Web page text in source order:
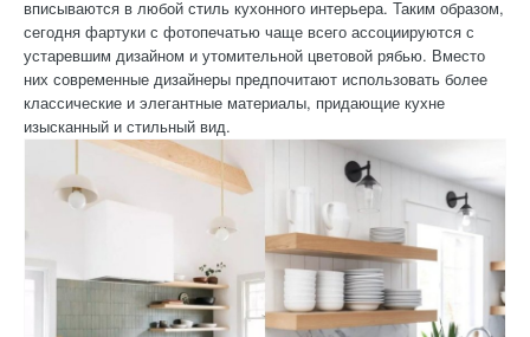
вписываются в любой стиль кухонного интерьера. Таким образом,
сегодня фартуки с фотопечатью чаще всего ассоциируются с
устаревшим дизайном и утомительной цветовой рябью. Вместо
них современные дизайнеры предпочитают использовать более
классические и элегантные материалы, придающие кухне
изысканный и стильный вид.